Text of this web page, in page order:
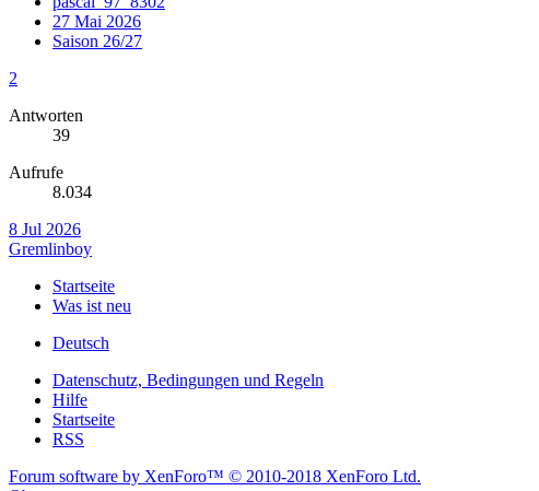
27 Mai 2026
Saison 26/27
2
Antworten
39
Aufrufe
8.034
8 Jul 2026
Gremlinboy
Startseite
Was ist neu
Deutsch
Datenschutz, Bedingungen und Regeln
Hilfe
Startseite
RSS
Forum software by XenForo™ © 2010-2018 XenForo Ltd.